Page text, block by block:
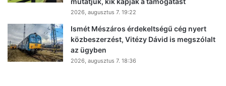
2026, augusztus 7. 19:22
Ismét Mészáros érdekeltségű cég nyert
közbeszerzést, Vitézy Dávid is megszólalt
az ügyben
2026, augusztus 7. 18:36